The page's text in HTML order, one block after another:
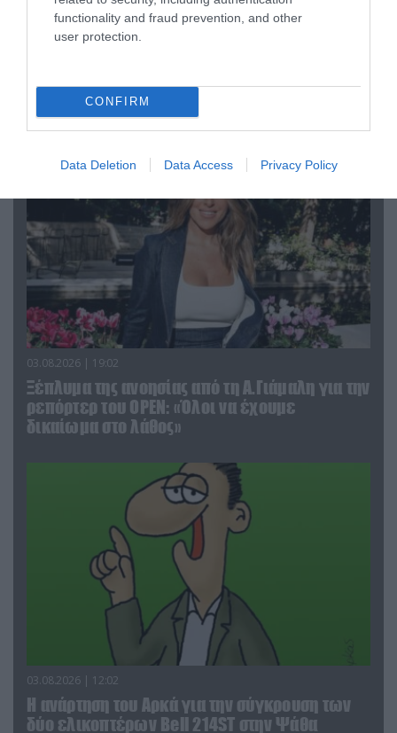
functionality and fraud prevention, and other
user protection.
CONFIRM
Data Deletion Data Access Privacy Policy
04.08.2026 | 12:02
«μαζέψει» για τη δημοσιογράφο που γέλασε
σε ρεπορτάζ για τις φωτιές
03.08.2026 | 19:02
Ξέπλυμα της ανοησίας από τη Α.Γιάμαλη για την
ρεπόρτερ του ΟΡΕΝ: «Όλοι να έχουμε
δικαίωμα στο λάθος»
03.08.2026 | 12:02
Η ανάρτηση του Αρκά για την σύγκρουση των
δύο ελικοπτέρων Bell 214ST στην Ψάθα